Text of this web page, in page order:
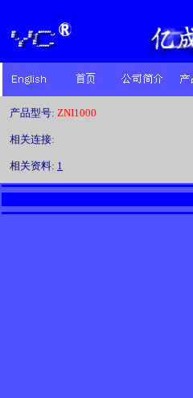
产品型号: ZNI1000
相关连接:
相关资料: 1